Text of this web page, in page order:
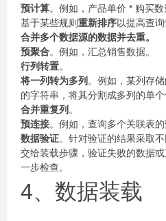
预计算。例如，产品单价 * 购买数
基于某些规则重新排序以提高查询
合并多个数据源的数据并去重。
预聚合。例如，汇总销售数据。
行列转置。
将一列转为多列 。例如，某列存
的字符串，将其分割成多列的单个
合并重复列 。
预连接。例如，查询多个关联表的
数据验证。针对验证的结果采取
交给装载步骤，验证失败的数据
一步检查。
4、数据装载